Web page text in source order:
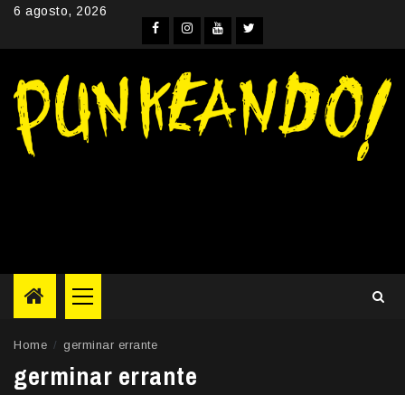
Skip6 agosto, 2026
Facebook
Instagram
YouTubeTwitter
Primary
Menu
Home germinar errante
germinar errante